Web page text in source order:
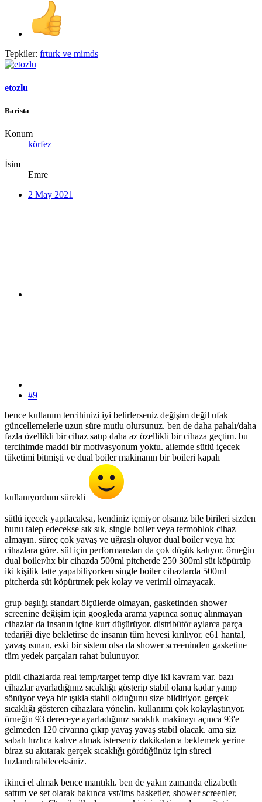
Tepkiler: frturk ve mimds
etozlu
Barista
Konum
körfez
İsim
Emre
2 May 2021
#9
bence kullanım tercihinizi iyi belirlerseniz değişim değil ufak
güncellemelerle uzun süre mutlu olursunuz. ben de daha pahalı/daha
fazla özellikli bir cihaz satıp daha az özellikli bir cihaza geçtim. bu
tercihimde maddi bir motivasyonum yoktu. ailemde sütlü içecek
tüketimi bitmişti ve dual boiler makinanın bir boileri kapalı
kullanıyordum sürekli
sütlü içecek yapılacaksa, kendiniz içmiyor olsanız bile birileri sizden
bunu talep edecekse sık sık, single boiler veya termoblok cihaz
almayın. süreç çok yavaş ve uğraşlı oluyor dual boiler veya hx
cihazlara göre. süt için performansları da çok düşük kalıyor. örneğin
dual boiler/hx bir cihazda 500ml pitcherde 250 300ml süt köpürtüp
iki kişilik latte yapabiliyorken single boiler cihazlarda 500ml
pitcherda süt köpürtmek pek kolay ve verimli olmayacak.
grup başlığı standart ölçülerde olmayan, gasketinden shower
screenine değişim için googleda arama yapınca sonuç alınmayan
cihazlar da insanın içine kurt düşürüyor. distribütör aylarca parça
tedariği diye bekletirse de insanın tüm hevesi kırılıyor. e61 hantal,
yavaş ısınan, eski bir sistem olsa da shower screeninden gasketine
tüm yedek parçaları rahat bulunuyor.
pidli cihazlarda real temp/target temp diye iki kavram var. bazı
cihazlar ayarladığınız sıcaklığı gösterip stabil olana kadar yanıp
sönüyor veya bir ışıkla stabil olduğunu size bildiriyor. gerçek
sıcaklığı gösteren cihazlara yönelin. kullanımı çok kolaylaştırıyor.
örneğin 93 dereceye ayarladığınız sıcaklık makinayı açınca 93'e
gelmeden 120 civarına çıkıp yavaş yavaş stabil olacak. ama siz
sabah hızlıca kahve almak isterseniz dakikalarca beklemek yerine
biraz su akıtarak gerçek sıcaklığı gördüğünüz için süreci
hızlandırabileceksiniz.
ikinci el almak bence mantıklı. ben de yakın zamanda elizabeth
sattım ve set olarak bakınca vst/ims basketler, shower screenler,